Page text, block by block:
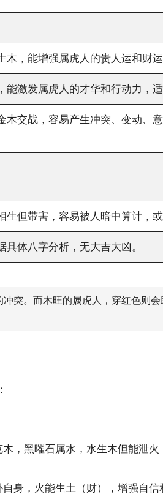
木，能增强属虎人的贵人运和财运
能激发属虎人的才华和行动力，适
木交战，容易产生冲突、变动、
生但带害，容易被人暗中算计，或
具体八字分析，无大吉大凶。
突。而木旺的属虎人，穿红色则
木，黑曜石属水，水生木但能泄
自身，火能生土（财），增强自信